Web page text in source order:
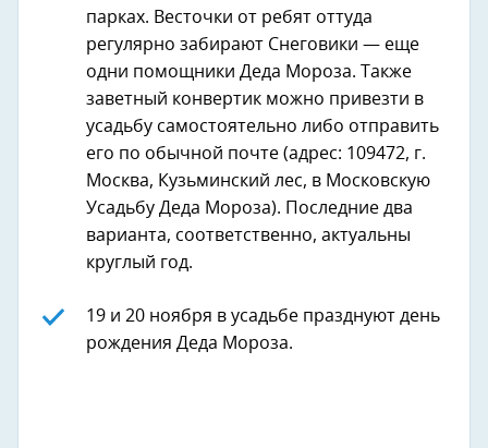
парках. Весточки от ребят оттуда
регулярно забирают Снеговики — еще
одни помощники Деда Мороза. Также
заветный конвертик можно привезти в
усадьбу самостоятельно либо отправить
его по обычной почте (адрес: 109472, г.
Москва, Кузьминский лес, в Московскую
Усадьбу Деда Мороза). Последние два
варианта, соответственно, актуальны
круглый год.
19 и 20 ноября в усадьбе празднуют день
рождения Деда Мороза.